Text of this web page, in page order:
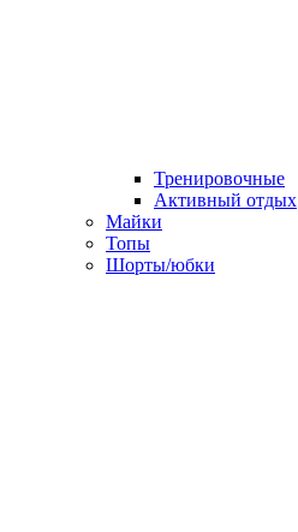
Тренировочные
Активный отдых
Майки
Топы
Шорты/юбки